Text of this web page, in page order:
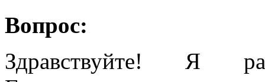
Вопрос:
Здравствуйте! Я